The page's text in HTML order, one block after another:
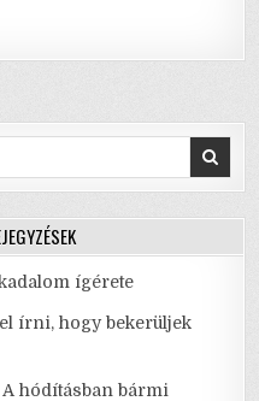
ígérete
írni, hogy bekerüljek
hódításban bármi